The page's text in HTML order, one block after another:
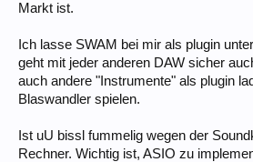
Markt ist.
Ich lasse SWAM bei mir als plugin
geht mit jeder anderen DAW sicher
auch andere "Instrumente" als plugin
Blaswandler spielen.
Ist uU bissl fummelig wegen der
Rechner. Wichtig ist, ASIO zu